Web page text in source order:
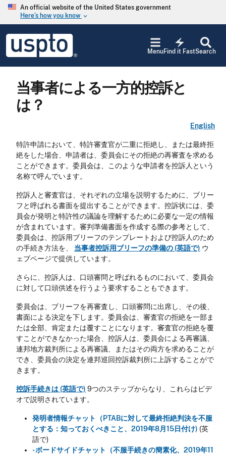
Skip to main content
An official website of the United States government
Here’s how you know keyboard_arrow_down
USPTO
United
States
Trademark
Office
Search
electric_bolt
Find it Fast
Menu
当事者による一方的控訴と
は？
English
特許申請において、特許審査官が二重に拒絶し、または最終拒
絶をした場合、申請者は、委員会にその拒絶の再審査を求める
ことができます。委員会は、このような申請者を控訴人という
名称で呼んでいます。
控訴人と審査官は、それぞれの立場を説明するために、ブリー
フと呼ばれる書面を提出することができます。控訴状には、委
員会が発明と特許性の議論を理解するために必要な一定の情報
が含まれています。審判準備書面を作成する際の参考として、
委員会は、控訴用ブリーフのテンプレートおよび控訴人のため
の手続き方法を、 当事者控訴用ブリーフの準備の (英語で) ウ
ェブページで提供しています。
さらに、控訴人は、口頭審問と呼ばれるものにおいて、委員会
に対して口頭供述を行うよう要求することもできます。
委員会は、ブリーフを再審査し、口頭審問に出席し、その後、
書面による決定を下します。委員会は、審査官の拒絶を一部ま
たは全部、肯定または覆すことになります。審査官の拒絶を覆
すことができなかった場合、控訴人は、委員会による再審議、
連邦地方裁判所による再審議、またはその両方を求めることが
でき、委員会の決定を連邦巡回控訴裁判所に上訴することがで
きます。
控訴手続きは (英語で) 9つのステップからなり、これらはビデ
オで説明されています。
発明者情報チャット（PTABに対して最終拒絶判決を不服
とする：知っておくべきこと、2019年8月15日付け) (英
語で)
- ボードサイドチャット（不服手続きの簡素化、2019年11